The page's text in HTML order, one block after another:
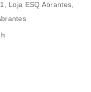
Loja ESQ Abrantes,